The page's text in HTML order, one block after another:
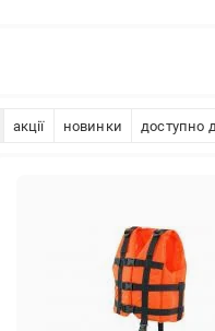
акції новинки доступно